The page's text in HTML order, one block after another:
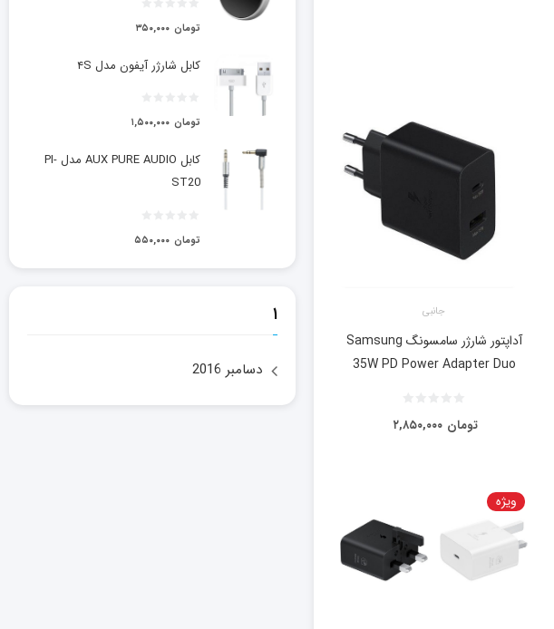
جانبی
آداپتور شارژر سامسونگ Samsung
35W PD Power Adapter Duo
۲,۸۵۰,۰۰۰ تومان
ویژه
۳۵۰,۰۰۰ تومان
کابل شارژر آیفون مدل ۴S
۱,۵۰۰,۰۰۰ تومان
کابل AUX PURE AUDIO مدل PI-
ST20
۵۵۰,۰۰۰ تومان
۱
دسامبر 2016